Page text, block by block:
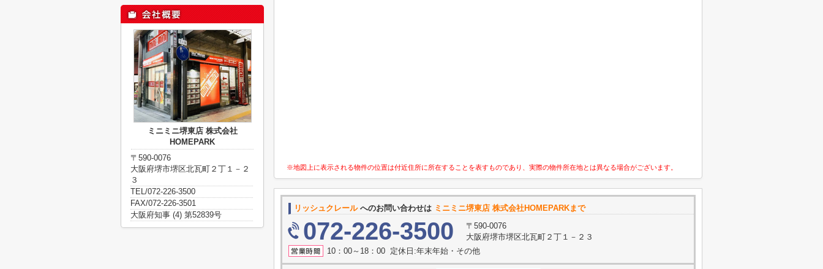
※地図上に表示される物件の位置は付近住所に所在することを表すものであり、実際の物件所在地とは異なる場合がございます。
リッシュクレールへのお問い合わせは ミニミニ堺東店 株式会社HOMEPARKまで
072-226-3500
〒590-0076
大阪府堺市堺区北瓦町２丁１－２３
10：00～18：00 定休日:年末年始・その他
ミニミニ堺東店 株式会社
HOMEPARK
〒590-0076
大阪府堺市堺区北瓦町２丁１－２
３
TEL/072-226-3500
FAX/072-226-3501
大阪府知事 (4) 第52839号